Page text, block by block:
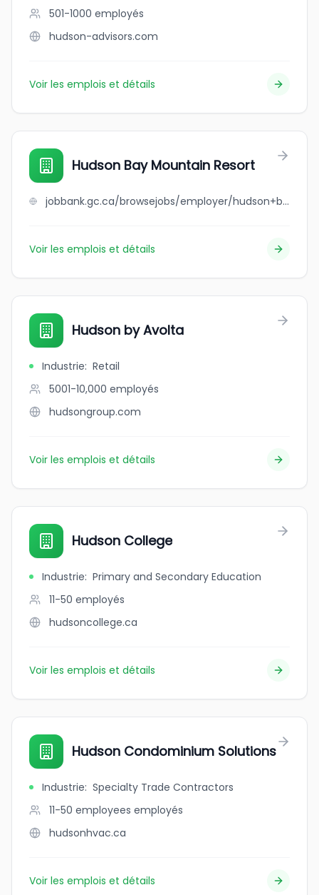
501-1000 employés
hudson-advisors.com
Voir les emplois et détails
Hudson Bay Mountain Resort
jobbank.gc.ca/browsejobs/employer/hudson+bay+mountain+resort/ca
Voir les emplois et détails
Hudson by Avolta
Industrie: Retail
5001-10,000 employés
hudsongroup.com
Voir les emplois et détails
Hudson College
Industrie: Primary and Secondary Education
11-50 employés
hudsoncollege.ca
Voir les emplois et détails
Hudson Condominium Solutions
Industrie: Specialty Trade Contractors
11-50 employees employés
hudsonhvac.ca
Voir les emplois et détails